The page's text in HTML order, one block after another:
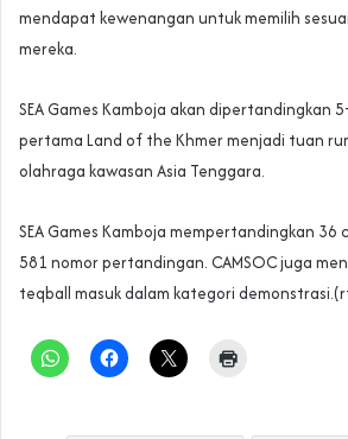
mendapat kewenangan untuk memilih
mereka.
SEA Games Kamboja akan dipertandingkan
pertama Land of the Khmer menjadi tuan
olahraga kawasan Asia Tenggara.
SEA Games Kamboja mempertandingkan 36
581 nomor pertandingan. CAMSOC juga
teqball masuk dalam kategori